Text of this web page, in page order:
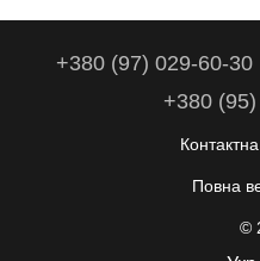
+380 (97) 029-60-30
+380
Повна
©